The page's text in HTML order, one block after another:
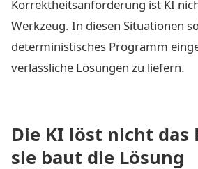
Korrektheitsanforderung ist KI
Werkzeug. In diesen Situationen
deterministisches Programm
verlässliche Lösungen zu liefern.
Die KI löst nicht das
sie baut die Lösung